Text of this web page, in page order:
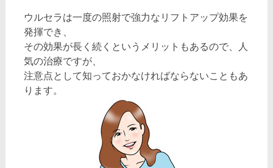
ウルセラは一度の照射で強力なリフトアップ効果を
発揮でき、
その効果が長く続くというメリットもあるので、人
気の治療ですが、
注意点として知っておかなければならないこともあ
ります。